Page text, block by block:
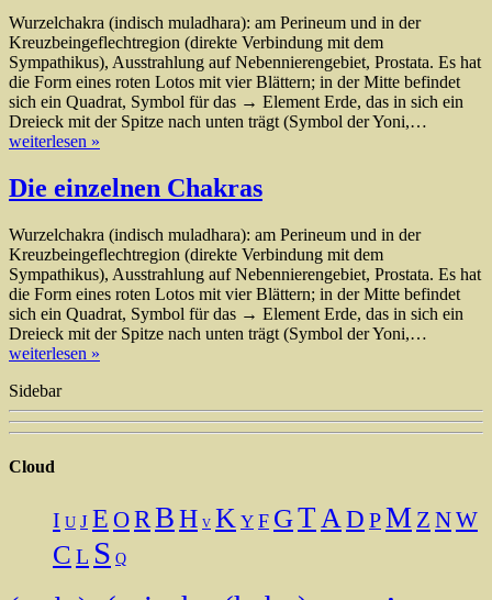
Wurzelchakra (indisch muladhara): am Perineum und in der
Kreuzbeingeflechtregion (direkte Verbindung mit dem
Sympathikus), Ausstrahlung auf Nebennierengebiet, Prostata. Es hat
die Form eines roten Lotos mit vier Blättern; in der Mitte befindet
sich ein Quadrat, Symbol für das → Element Erde, das in sich ein
Dreieck mit der Spitze nach unten trägt (Symbol der Yoni,…
weiterlesen »
Die einzelnen Chakras
Wurzelchakra (indisch muladhara): am Perineum und in der
Kreuzbeingeflechtregion (direkte Verbindung mit dem
Sympathikus), Ausstrahlung auf Nebennierengebiet, Prostata. Es hat
die Form eines roten Lotos mit vier Blättern; in der Mitte befindet
sich ein Quadrat, Symbol für das → Element Erde, das in sich ein
Dreieck mit der Spitze nach unten trägt (Symbol der Yoni,…
weiterlesen »
Sidebar
Cloud
I U J E OR BH V K Y F GT A D PM Z NW
C L S Q